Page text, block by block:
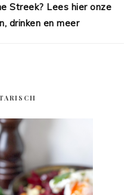
Streek? Lees hier onze
drinken en meer